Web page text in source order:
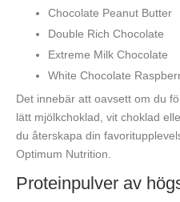
Chocolate Peanut Butter
Double Rich Chocolate
Extreme Milk Chocolate
White Chocolate
Det innebär att oavsett om du
lätt mjölkchoklad, vit choklad
du återskapa din
Optimum Nutrition.
Proteinpulver av